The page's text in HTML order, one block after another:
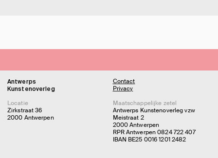
Antwerps
Kunstenoverleg
Contact
Privacy
Locatie
Zirkstraat 36
2000 Antwerpen
Maatschappelijke zetel
Antwerps Kunstenoverleg vzw
Meistraat 2
2000 Antwerpen
RPR Antwerpen 0824 722 407
IBAN BE25 0016 1201 2482